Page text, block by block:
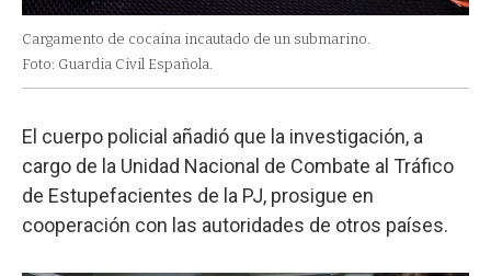
Cargamento de cocaína incautado de un submarino.
Foto: Guardia Civil Española.
El cuerpo policial añadió que la investigación, a
cargo de la Unidad Nacional de Combate al Tráfico
de Estupefacientes de la PJ, prosigue en
cooperación con las autoridades de otros países.